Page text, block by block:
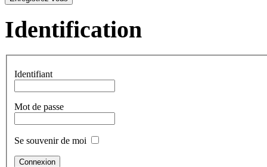
Identification
Identifiant
Mot de passe
Se souvenir de moi